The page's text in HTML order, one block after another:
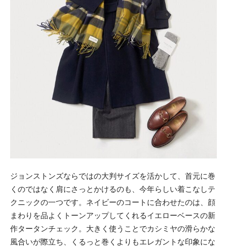
ジョンストンズならではの大判サイズを活かして、首元に巻
くのではなく肩にさっとかけるのも、今年らしい着こなしテ
クニックの一つです。ネイビーのコートに合わせたのは、顔
まわりを品よくトーンアップしてくれるイエローベースの新
作タータンチェック。大きく使うことでカシミヤの滑らかな
風合いが際立ち、くるっと巻くよりもエレガントな印象にな